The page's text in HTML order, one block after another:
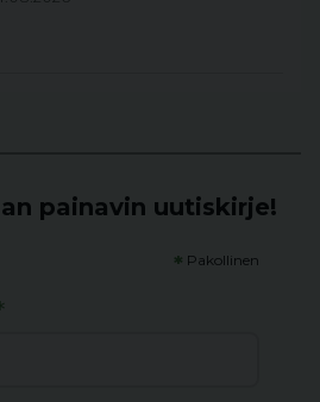
painavin uutiskirje!
* Pakollinen